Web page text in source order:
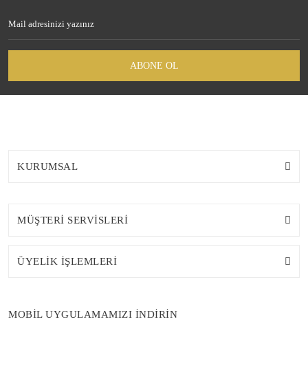
ABONE OL
KURUMSAL
MÜŞTERİ SERVİSLERİ
ÜYELİK İŞLEMLERİ
MOBİL UYGULAMAMIZI İNDİRİN